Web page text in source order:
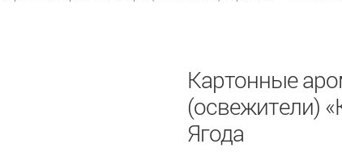
Картонные
(освежители)
Ягода